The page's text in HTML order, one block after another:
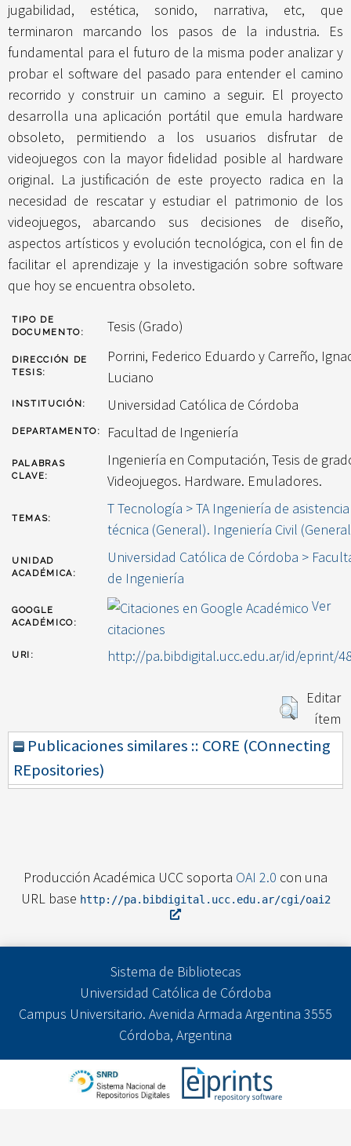
jugabilidad, estética, sonido, narrativa, etc, que
terminaron marcando los pasos de la industria. Es
fundamental para el futuro de la misma poder analizar y
probar el software del pasado para entender el camino
recorrido y construir un camino a seguir. El proyecto
desarrolla una aplicación portátil que emula hardware
obsoleto, permitiendo a los usuarios disfrutar de
videojuegos con la mayor fidelidad posible al hardware
original. La justificación de este proyecto radica en la
necesidad de rescatar y estudiar el patrimonio de los
videojuegos, abarcando sus decisiones de diseño,
aspectos artísticos y evolución tecnológica, con el fin de
facilitar el aprendizaje y la investigación sobre software
que hoy se encuentra obsoleto.
TIPO DE
DOCUMENTO:
Tesis (Grado)
DIRECCIÓN DE
TESIS:
Porrini, Federico Eduardo y Carreño,
Luciano
INSTITUCIÓN: Universidad Católica de Córdoba
DEPARTAMENTO: Facultad de Ingeniería
PALABRAS
CLAVE:
Ingeniería en Computación, Tesis de
Videojuegos. Hardware. Emuladores.
TEMAS:
T Tecnología > TA Ingeniería de asistencia
técnica (General). Ingeniería Civil
UNIDAD
ACADÉMICA:
Universidad Católica de Córdoba >
de Ingeniería
GOOGLE
ACADÉMICO:
Ver
citaciones
URI: http://pa.bibdigital.ucc.edu.ar/id/eprint/
Editar
ítem
Publicaciones similares :: CORE (COnnecting
REpositories)
Producción Académica UCC soporta OAI 2.0 con una
URL base http://pa.bibdigital.ucc.edu.ar/cgi/oai2
Sistema de Bibliotecas
Universidad Católica de Córdoba
Campus Universitario. Avenida Armada Argentina 3555
Córdoba, Argentina